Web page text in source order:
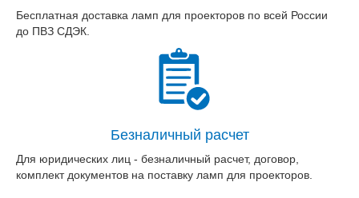
Бесплатная доставка ламп для проекторов по всей России
до ПВЗ СДЭК.
Безналичный расчет
Для юридических лиц - безналичный расчет, договор,
комплект документов на поставку ламп для проекторов.